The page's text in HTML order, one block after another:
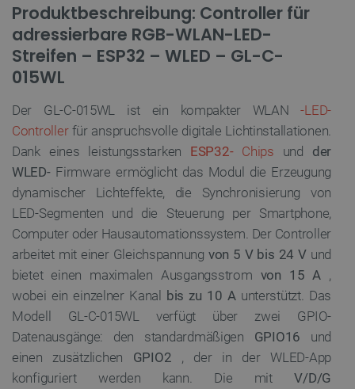
Produktbeschreibung: Controller für
adressierbare RGB-WLAN-LED-
Streifen – ESP32 – WLED – GL-C-
015WL
Der GL-C-015WL ist ein kompakter WLAN-LED-
Controllerfür anspruchsvolle digitale Lichtinstallationen.
Dank eines leistungsstarken ESP32-Chips und der
WLED-Firmware ermöglicht das Modul die Erzeugung
dynamischer Lichteffekte, die Synchronisierung von
LED-Segmenten und die Steuerung per Smartphone,
Computer oder Hausautomationssystem. Der Controller
arbeitet mit einer Gleichspannung von 5 V bis 24 Vund
bietet einen maximalen Ausgangsstrom von 15 A ,
wobei ein einzelner Kanal bis zu 10 Aunterstützt. Das
Modell GL-C-015WL verfügt über zwei GPIO-
Datenausgänge: den standardmäßigen GPIO16 und
einen zusätzlichen GPIO2 , der in der WLED-App
konfiguriert werden kann. Die mitV/D/G